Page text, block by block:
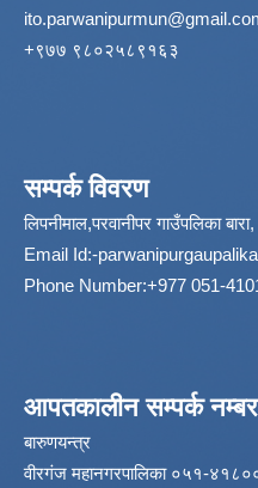
‌+९७७ ९८०२५८९१६३
सम्पर्क विवरण
लिपनीमाल,परवानीपर गाउँपलिका बारा,
Email Id:-
Phone Number:+977 051-
आपतकालीन सम्पर्क नम्बर
बारुणयन्त्र
वीरगंज महानगरपालिका ०५१-